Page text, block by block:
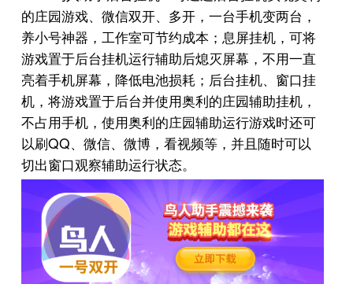
的庄园游戏、微信双开、多开，一台手机变两台，
养小号神器，工作室可节约成本；息屏挂机，可将
游戏置于后台挂机运行辅助后熄灭屏幕，不用一直
亮着手机屏幕，降低电池损耗；后台挂机、窗口挂
机，将游戏置于后台并使用奥利的庄园辅助挂机，
不占用手机，使用奥利的庄园辅助运行游戏时还可
以刷QQ、微信、微博，看视频等，并且随时可以
切出窗口观察辅助运行状态。